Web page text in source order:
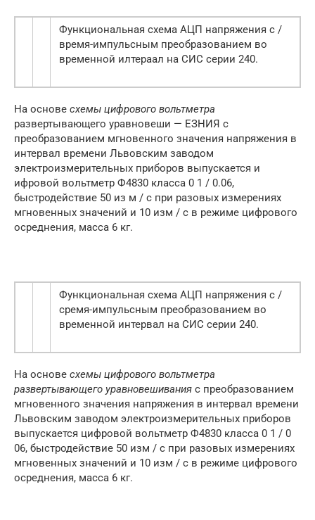
Функциональная схема АЦП напряжения с /
время-импульсным преобразованием во
временной илтераал на СИС серии 240.
На основе схемы цифрового вольтметра
развертывающего уравновеши — ЕЗНИЯ с
преобразованием мгновенного значения напряжения в
интервал времени Львовским заводом
электроизмерительных приборов выпускается и
ифровой вольтметр Ф4830 класса 0 1 / 0.06,
быстродействие 50 из м / с при разовых измерениях
мгновенных значений и 10 изм / с в режиме цифрового
осреднения, масса 6 кг.
Функциональная схема АЦП напряжения с /
сремя-импульсным преобразованием во
временной интервал на СИС серии 240.
На основе схемы цифрового вольтметра
развертывающего уравновешивания с преобразованием
мгновенного значения напряжения в интервал времени
Львовским заводом электроизмерительных приборов
выпускается цифровой вольтметр Ф4830 класса 0 1 / 0
06, быстродействие 50 изм / с при разовых измерениях
мгновенных значений и 10 изм / с в режиме цифрового
осреднения, масса 6 кг.